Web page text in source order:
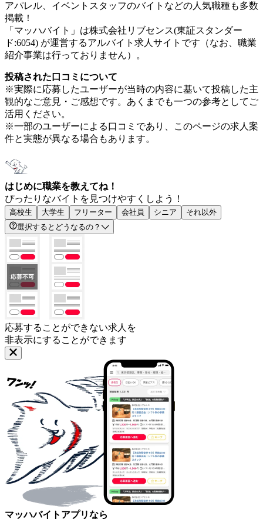
アパレル、イベントスタッフのバイトなどの人気職種も多数
掲載！
「マッハバイト」は株式会社リブセンス(東証スタンダー
ド:6054) が運営するアルバイト求人サイトです（なお、職業
紹介事業は行っておりません）。
投稿された口コミについて
※実際に応募したユーザーが当時の内容に基いて投稿した主
観的なご意見・ご感想です。あくまでも一つの参考としてご
活用ください。
※一部のユーザーによる口コミであり、このページの求人案
件と実態が異なる場合もあります。
はじめに職業を教えてね！
ぴったりなバイトを見つけやすくしよう！
高校生 大学生 フリーター 会社員 シニア
それ以外
選択するとどうなるの？
応募することができない求人を
非表示にすることができます
マッハバイトアプリなら